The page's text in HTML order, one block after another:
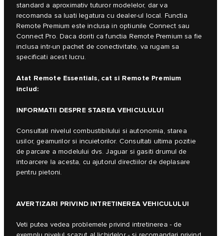
standard a aproximativ tuturor modelelor, dar va
recomanda sa luati legatura cu dealer-ul local. Functia
Remote Premium este inclusa in optiunile Connect sau
Connect Pro. Daca doriti ca functia Remote Premium sa fie
inclusa intr-un pachet de conectivitate, va rugam sa
specificati acest lucru.
Atat Remote Essentials, cat si Remote Premium
includ:
INFORMATII DESPRE STAREA VEHICULULUI
Consultati nivelul combustibilului si autonomia, starea
usilor, geamurilor si incuietorilor. Consultati ultima pozitie
de parcare a modelului dvs. Jaguar si gasiti drumul de
intoarcere la acesta, cu ajutorul directiilor de deplasare
pentru pietoni.
AVERTIZARI PRIVIND INTRETINEREA VEHICULULUI
Veti putea vedea problemele privind intretinerea - de